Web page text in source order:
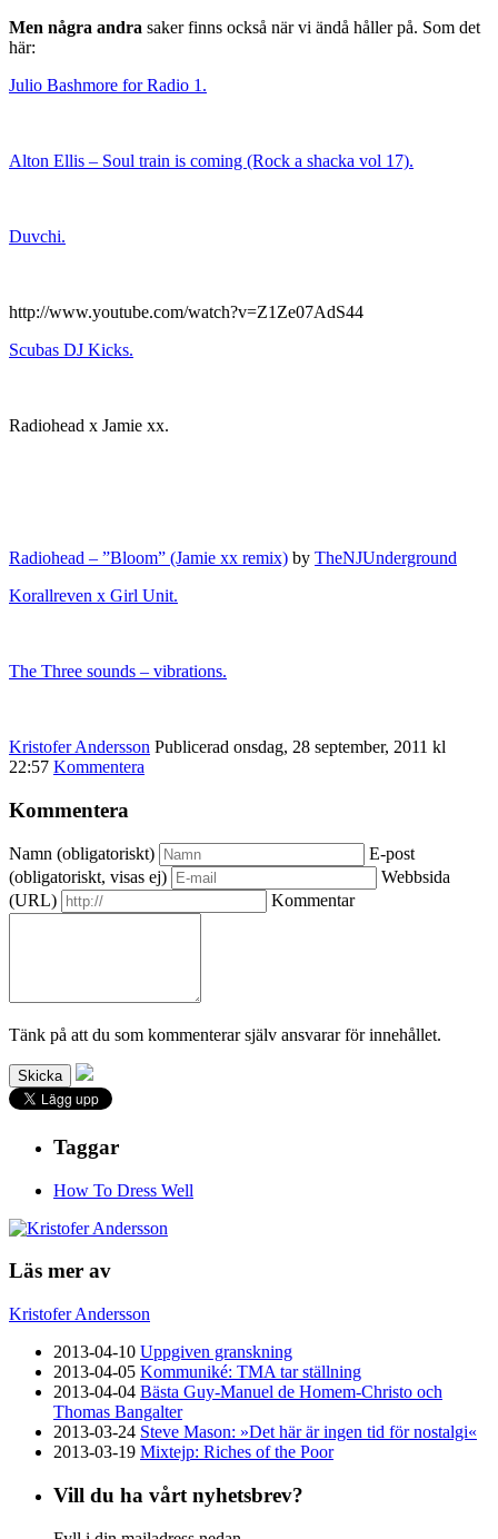
Men några andra saker finns också när vi ändå håller på. Som det
här:
Julio Bashmore for Radio 1.
Alton Ellis – Soul train is coming (Rock a shacka vol 17).
Duvchi.
http://www.youtube.com/watch?v=Z1Ze07AdS44
Scubas DJ Kicks.
Radiohead x Jamie xx.
Radiohead – ”Bloom” (Jamie xx remix) by TheNJUnderground
Korallreven x Girl Unit.
The Three sounds – vibrations.
Kristofer Andersson Publicerad onsdag, 28 september, 2011 kl
22:57 Kommentera
Kommentera
Namn (obligatoriskt)
E-post
(obligatoriskt, visas ej)
Webbsida
(URL)
Kommentar
Tänk på att du som kommenterar själv ansvarar för innehållet.
Taggar
How To Dress Well
Läs mer av
Kristofer Andersson
2013-04-10 Uppgiven granskning
2013-04-05 Kommuniké: TMA tar ställning
2013-04-04 Bästa Guy-Manuel de Homem-Christo och
Thomas Bangalter
2013-03-24 Steve Mason: »Det här är ingen tid för nostalgi«
2013-03-19 Mixtejp: Riches of the Poor
Vill du ha vårt nyhetsbrev?